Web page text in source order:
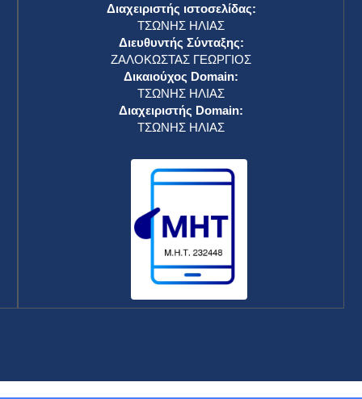
Διαχειριστής ιστοσελίδας:
ΤΣΩΝΗΣ ΗΛΙΑΣ
Διευθυντής Σύνταξης:
ΖΑΛΟΚΩΣΤΑΣ ΓΕΩΡΓΙΟΣ
Δικαιούχος Domain:
ΤΣΩΝΗΣ ΗΛΙΑΣ
Διαχειριστής Domain:
ΤΣΩΝΗΣ ΗΛΙΑΣ